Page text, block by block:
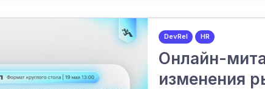
DevRel HR
Онлайн-
изменения